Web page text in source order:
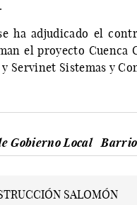
ha adjudicado el
el proyecto Cuenca
Servinet Sistemas y
Gobierno Local